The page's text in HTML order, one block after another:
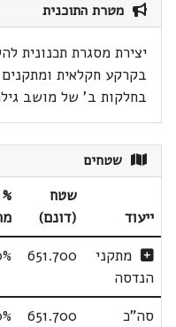
מטרת התוכנית
יצירת מסגרת תכנונית
בקרקע חקלאית ומתקנים
בחלקות ב' של מושב
שטחים
ייעוד
שטח
(דונם)
%
מתקני
הנדסה
651.700
סה"כ 651.700